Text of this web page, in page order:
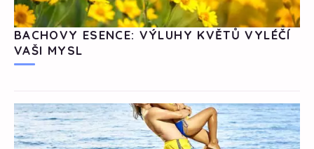
BACHOVY ESENCE: VÝLUHY KVĚTŮ VYLÉČÍ
VAŠI MYSL